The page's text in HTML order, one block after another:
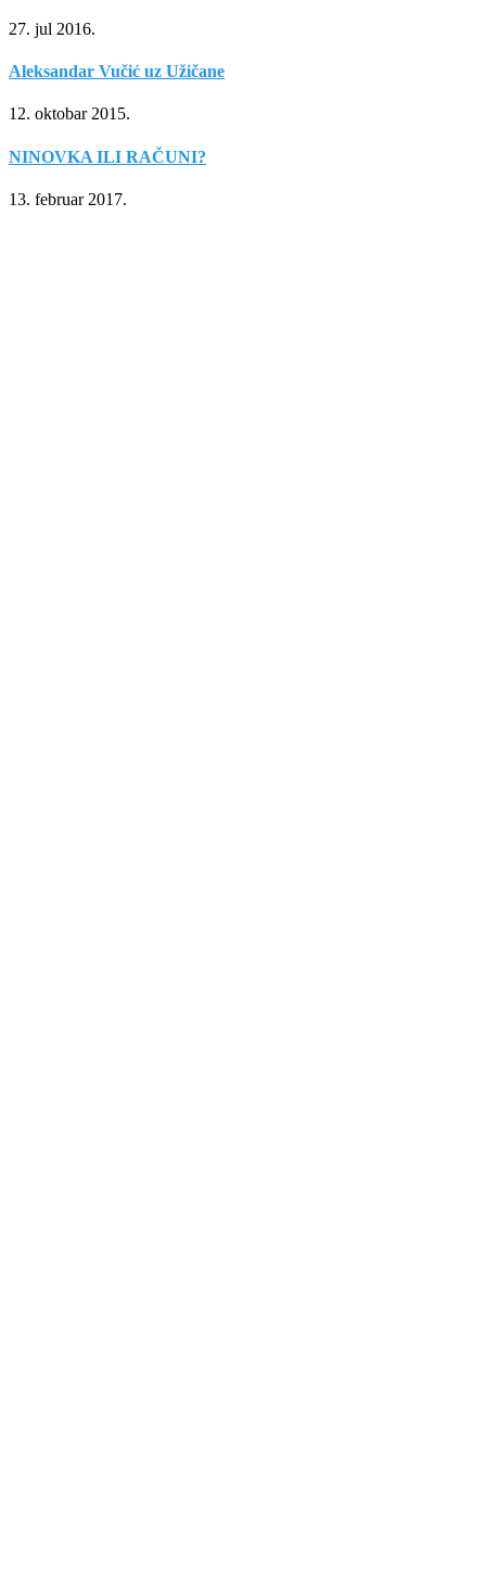
27. jul 2016.
Aleksandar Vučić uz Užičane
12. oktobar 2015.
NINOVKA ILI RAČUNI?
13. februar 2017.